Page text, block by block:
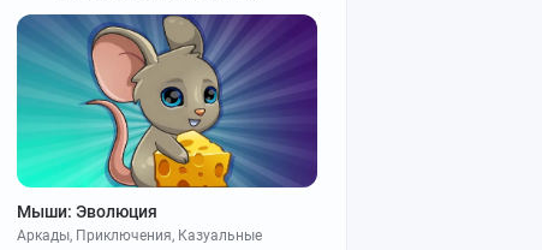
Мыши: Эволюция
Аркады, Приключения, Казуальные